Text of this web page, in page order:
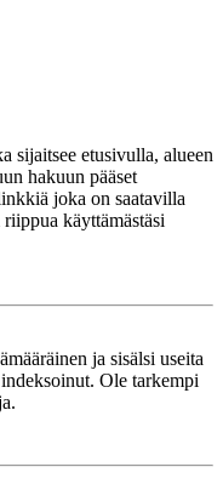
sijaitsee etusivulla, alueen
hakuun pääset
joka on saatavilla
käyttämästäsi
ja sisälsi useita
Ole tarkempi